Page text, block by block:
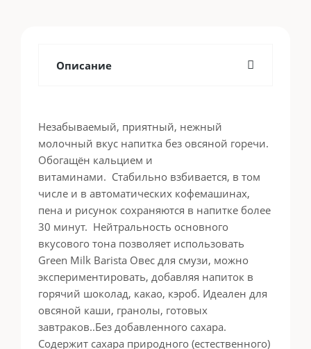
Описание
Незабываемый, приятный, нежный
молочный вкус напитка без овсяной горечи.
Обогащён кальцием и
витаминами. Стабильно взбивается, в том
числе и в автоматических кофемашинах,
пена и рисунок сохраняются в напитке более
30 минут. Нейтральность основного
вкусового тона позволяет использовать
Green Milk Barista Овес для смузи, можно
экспериментировать, добавляя напиток в
горячий шоколад, какао, кэроб. Идеален для
овсяной каши, гранолы, готовых
завтраков..Без добавленного сахара.
Содержит сахара природного (естественного)